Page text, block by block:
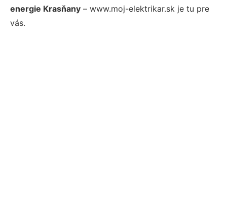
energie Krasňany – www.moj-elektrikar.sk je tu pre
vás.